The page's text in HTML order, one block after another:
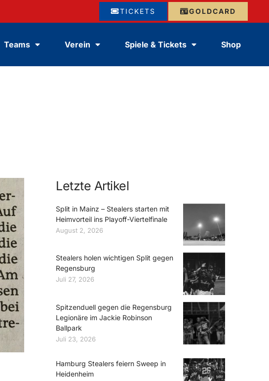
GOLDCARD
TICKETS
Teams Verein Spiele & Tickets Shop
Letzte Artikel
Split in Mainz – Stealers starten mit
Heimvorteil ins Playoff-Viertelfinale
August 2, 2026
Stealers holen wichtigen Split gegen
Regensburg
Juli 27, 2026
Spitzenduell gegen die Regensburg
Legionäre im Jackie Robinson
Ballpark
Juli 23, 2026
Hamburg Stealers feiern Sweep in
Heidenheim